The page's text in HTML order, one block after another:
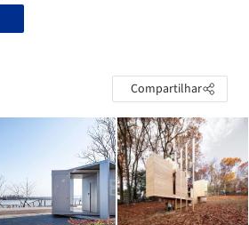
Compartilhar